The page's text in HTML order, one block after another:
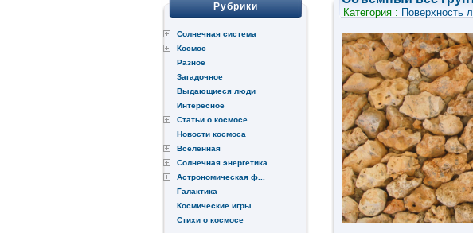
Рубрики
Солнечная система
Космос
Разное
Загадочное
Выдающиеся люди
Интересное
Статьи о космосе
Новости космоса
Вселенная
Солнечная энергетика
Астрономическая ф...
Галактика
Космические игры
Стихи о космосе
Категория : Поверхность